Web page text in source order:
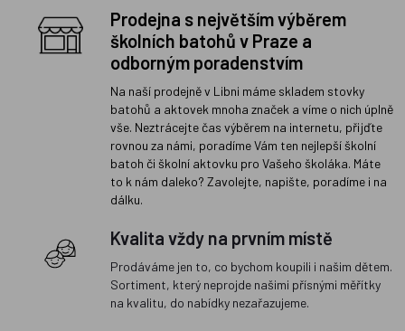
Prodejna s největším výběrem
školních batohů v Praze a
odborným poradenstvím
Na naší prodejně v Libni máme skladem stovky
batohů a aktovek mnoha značek a víme o nich úplně
vše. Neztrácejte čas výběrem na internetu, přijďte
rovnou za námi, poradíme Vám ten nejlepší školní
batoh či školní aktovku pro Vašeho školáka. Máte
to k nám daleko? Zavolejte, napište, poradíme i na
dálku.
Kvalita vždy na prvním místě
Prodáváme jen to, co bychom koupili i našim dětem.
Sortiment, který neprojde našimi přísnými měřítky
na kvalitu, do nabídky nezařazujeme.